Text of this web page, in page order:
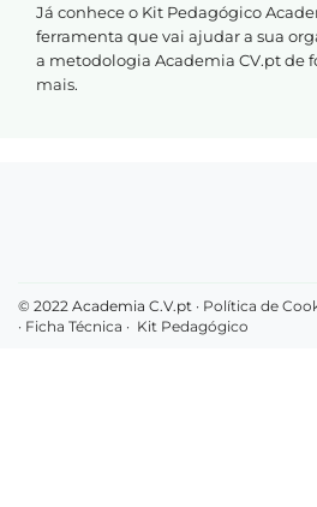
Já conhece o Kit Pedagógico
ferramenta que vai ajudar a sua
a metodologia Academia CV.pt de
mais.
© 2022 Academia C.V.pt · Política de
· Ficha Técnica · Kit Pedagógico